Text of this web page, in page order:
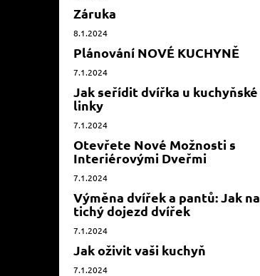
Záruka
8.1.2024
Plánování NOVÉ KUCHYNĚ
7.1.2024
Jak seřídit dvířka u kuchyňské
linky
7.1.2024
Otevřete Nové Možnosti s
Interiérovými Dveřmi
7.1.2024
Výměna dvířek a pantů: Jak na
tichý dojezd dvířek
7.1.2024
Jak oživit vaši kuchyň
7.1.2024